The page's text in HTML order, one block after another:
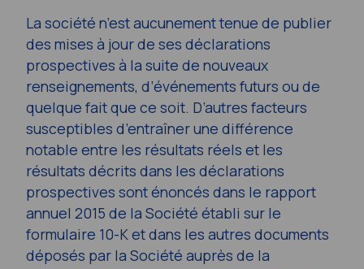
La société n’est aucunement tenue de publier
des mises à jour de ses déclarations
prospectives à la suite de nouveaux
renseignements, d’événements futurs ou de
quelque fait que ce soit. D’autres facteurs
susceptibles d’entraîner une différence
notable entre les résultats réels et les
résultats décrits dans les déclarations
prospectives sont énoncés dans le rapport
annuel 2015 de la Société établi sur le
formulaire 10-K et dans les autres documents
déposés par la Société auprès de la